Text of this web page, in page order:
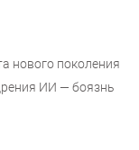
нового поколения
ИИ — боязнь